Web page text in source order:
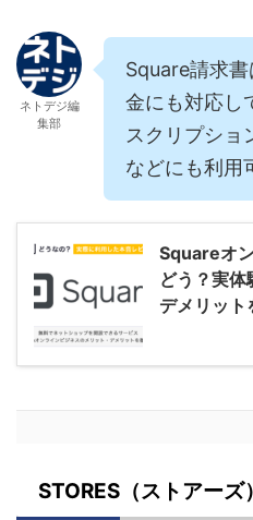
ネトデジ編
集部
Square請求
金にも対応し
スクリプショ
などにも利用
Squareオ
どう？実体
デメリット
STORES（ストアーズ